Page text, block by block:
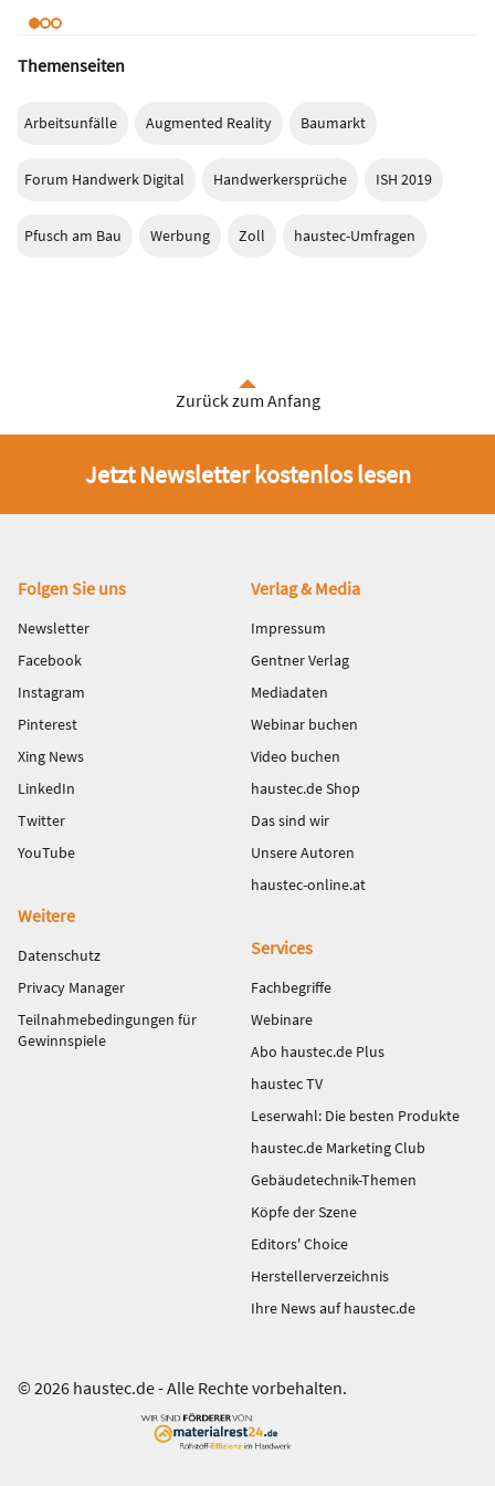
Themenseiten
Arbeitsunfälle Augmented Reality Baumarkt
Forum Handwerk Digital Handwerkersprüche ISH 2019
Pfusch am Bau Werbung Zoll haustec-Umfragen
Zurück zum Anfang
Jetzt Newsletter kostenlos lesen
Fußbereich
Folgen Sie uns
Newsletter
Facebook
Instagram
Pinterest
Xing News
LinkedIn
Twitter
YouTube
Verlag & Media
Impressum
Gentner Verlag
Mediadaten
Webinar buchen
Video buchen
haustec.de Shop
Das sind wir
Unsere Autoren
haustec-online.at
Weitere
Datenschutz
Privacy Manager
Teilnahmebedingungen für
Gewinnspiele
Services
Fachbegriffe
Webinare
Abo haustec.de Plus
haustec TV
Leserwahl: Die besten Produkte
haustec.de Marketing Club
Gebäudetechnik-Themen
Köpfe der Szene
Editors' Choice
Herstellerverzeichnis
Ihre News auf haustec.de
© 2026 haustec.de - Alle Rechte vorbehalten.